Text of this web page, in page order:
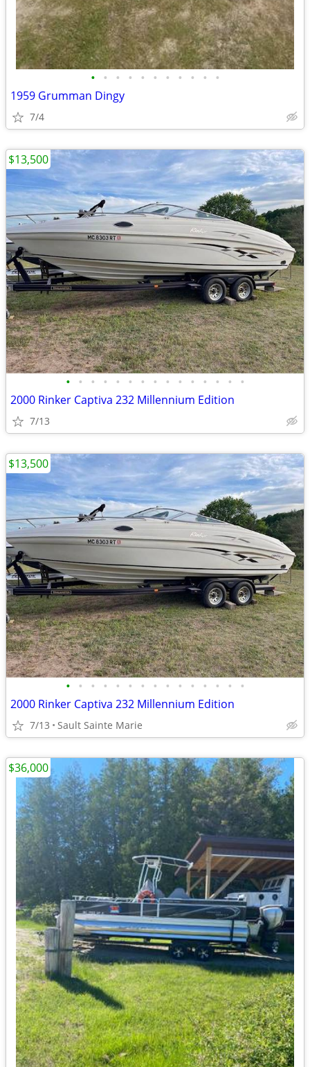
• • • • • • • • • • •
1959 Grumman Dingy
7/4
• • • • • • • • • • • • • • •
2000 Rinker Captiva 232 Millennium Edition
7/13
$13,500
• • • • • • • • • • • • • • •
2000 Rinker Captiva 232 Millennium Edition
7/13 Sault Sainte Marie
$13,500
$36,000